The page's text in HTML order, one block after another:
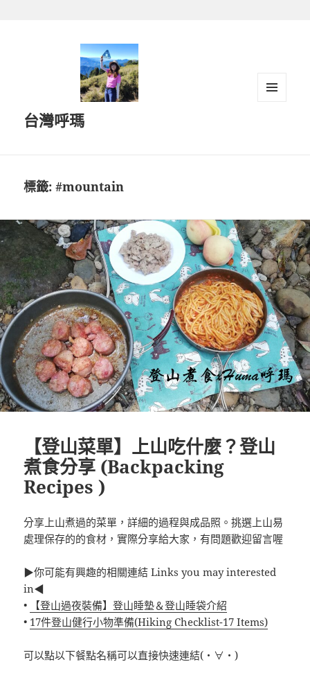
台灣呼瑪
標籤:#mountain
【登山菜單】上山吃什麼？登山
煮食分享 (Backpacking
Recipes )
分享上山煮過的菜單，詳細的過程與成品照。挑選上山易
處理保存的的食材，實際分享給大家，有問題歡迎留言喔
▶你可能有興趣的相關連結 Links you may interested
in◀
•
【登山過夜裝備】登山睡墊＆登山睡袋介紹
• 17件登山健行小物準備(Hiking Checklist-17 Items)
可以點以下餐點名稱可以直接快速連結(・∀・)